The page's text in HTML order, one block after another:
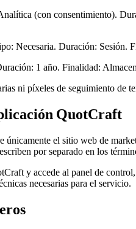
(con consentimiento).
Necesaria. Duración: Sesión.
1 año. Finalidad:
ni píxeles de seguimiento de
QuotCraft
únicamente el sitio web de
por separado en los
y accede al panel de
necesarias para el servicio.